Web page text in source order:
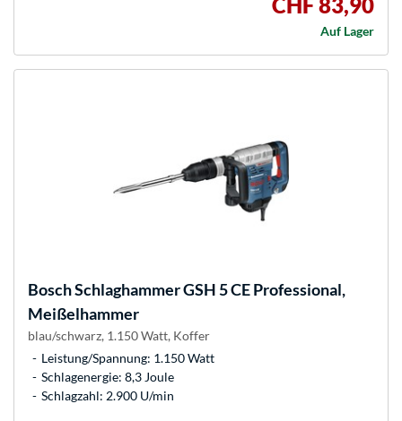
CHF 83,90
Auf Lager
BoschSchlaghammer GSH 5 CE Professional,
Meißelhammer
blau/schwarz, 1.150 Watt, Koffer
Leistung/Spannung: 1.150 Watt
Schlagenergie: 8,3 Joule
Schlagzahl: 2.900 U/min